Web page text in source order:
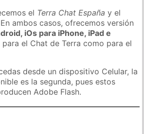
el Terra Chat España y el
ambos casos, ofrecemos versión
iOs para iPhone, iPad e
el Chat de Terra como para el
desde un dispositivo Celular, la
es la segunda, pues estos
Adobe Flash.